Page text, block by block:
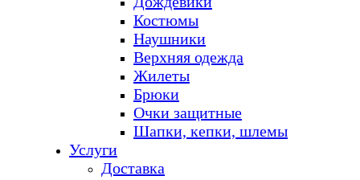
Костюмы
Наушники
Верхняя одежда
Жилеты
Брюки
Очки защитные
Шапки, кепки, шлемы
Услуги
Доставка